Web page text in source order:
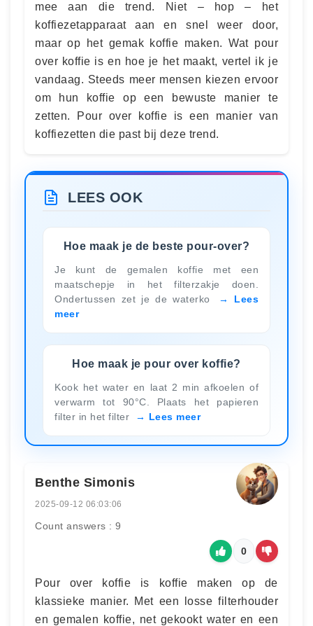
mee aan die trend. Niet – hop – het
koffiezetapparaat aan en snel weer door,
maar op het gemak koffie maken. Wat pour
over koffie is en hoe je het maakt, vertel ik je
vandaag. Steeds meer mensen kiezen ervoor
om hun koffie op een bewuste manier te
zetten. Pour over koffie is een manier van
koffiezetten die past bij deze trend.
LEES OOK
Hoe maak je de beste pour-over?
Je kunt de gemalen koffie met een
maatschepje in het filterzakje doen.
Ondertussen zet je de waterko
Lees
meer
Hoe maak je pour over koffie?
Kook het water en laat 2 min afkoelen of
verwarm tot 90°C. Plaats het papieren
filter in het filter
Lees meer
Benthe Simonis
2025-09-12 06:03:06
Count answers : 9
0
Pour over koffie is koffie maken op de
klassieke manier. Met een losse filterhouder
en gemalen koffie, net gekookt water en een